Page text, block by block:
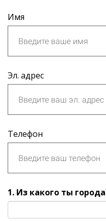
Имя
Эл. адрес
Телефон
1. Из какого ты